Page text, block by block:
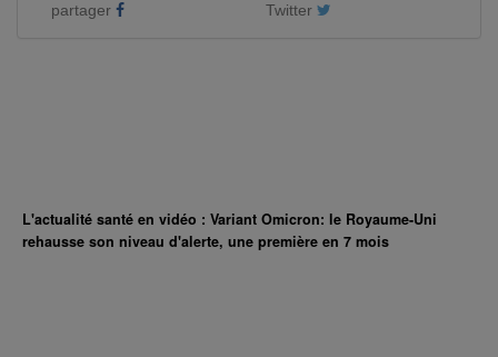
partager
Twitter
L'actualité santé en vidéo : Variant Omicron: le Royaume-Uni
rehausse son niveau d'alerte, une première en 7 mois